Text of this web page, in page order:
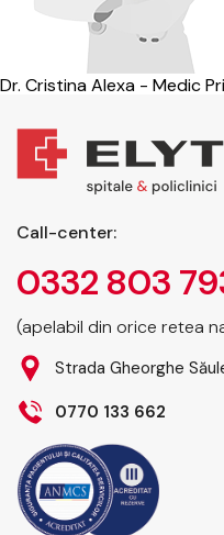
Dr. Cristina Alexa - Medic
Call-center:
0332 803
(apelabil din orice retea
Strada Gheorghe
0770 133 662